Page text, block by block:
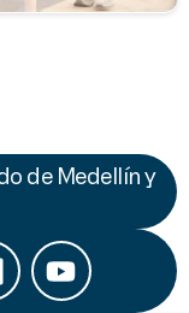
de Medellín y